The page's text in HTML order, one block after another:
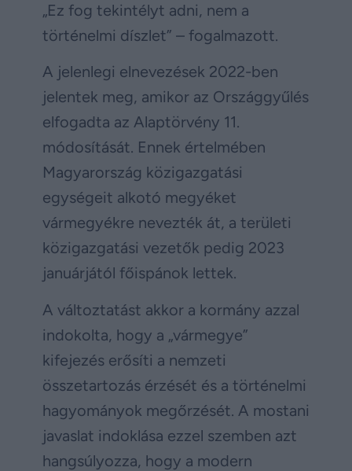
„Ez fog tekintélyt adni, nem a
történelmi díszlet” – fogalmazott.
A jelenlegi elnevezések 2022-ben
jelentek meg, amikor az Országgyűlés
elfogadta az Alaptörvény 11.
módosítását. Ennek értelmében
Magyarország közigazgatási
egységeit alkotó megyéket
vármegyékre nevezték át, a területi
közigazgatási vezetők pedig 2023
januárjától főispánok lettek.
A változtatást akkor a kormány azzal
indokolta, hogy a „vármegye”
kifejezés erősíti a nemzeti
összetartozás érzését és a történelmi
hagyományok megőrzését. A mostani
javaslat indoklása ezzel szemben azt
hangsúlyozza, hogy a modern